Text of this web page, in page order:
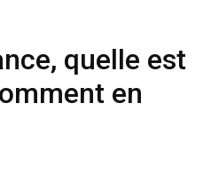
quelle est
en